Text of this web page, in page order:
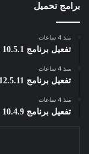
برامج تحميل
منذ 4 ساعات
تفعيل برنامج Kotato All Video Downloader Pro 10.5.1
منذ 4 ساعات
تفعيل برنامج YT Video Downloader 12.5.11
منذ 4 ساعات
تفعيل برنامج Any Video Downloader Pro 10.4.9